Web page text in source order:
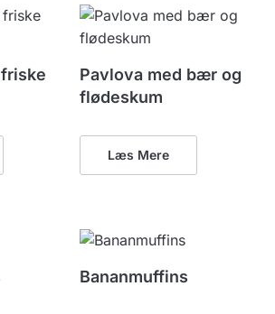
Pavlova med bær og
flødeskum
Læs Mere
Bananmuffins